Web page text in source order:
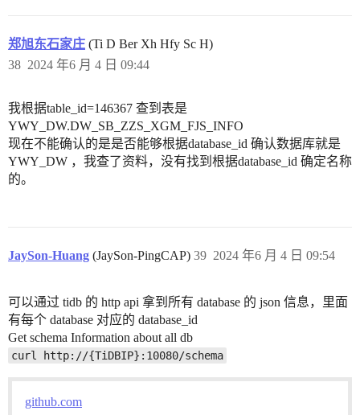
郑旭东石家庄 (Ti D Ber Xh Hfy Sc H)
2024 年6 月 4 日 09:44
38
我根据table_id=146367 查到表是
YWY_DW.DW_SB_ZZS_XGM_FJS_INFO
现在不能确认的是是否能够根据database_id 确认数据库就是
YWY_DW ，我查了资料，没有找到根据database_id 确定名称
的。
JaySon-Huang (JaySon-PingCAP) 2024 年6 月 4 日 09:54
39
可以通过 tidb 的 http api 拿到所有 database 的 json 信息，里面
有每个 database 对应的 database_id
Get schema Information about all db
curl http://{TiDBIP}:10080/schema
github.com